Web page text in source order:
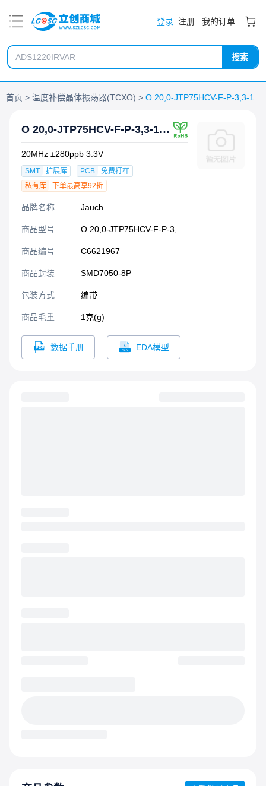
登录 注册 我的订单
搜索
首页 温度补偿晶体振荡器(TCXO)
O 20,0-JTP75HCV-F-P-3,3-1616-08X0-LF
20MHz ±280ppb 3.3V
SMT 扩展库 PCB
免费打样
私有库
下单最高享92折
品牌名称 Jauch
商品型号
商品编号 C6621967
商品封装 SMD7050-8P​
包装方式 编带
商品毛重 1克(g)
数据手册 EDA模型